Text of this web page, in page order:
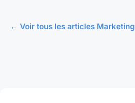
← Voir tous les articles Marketing